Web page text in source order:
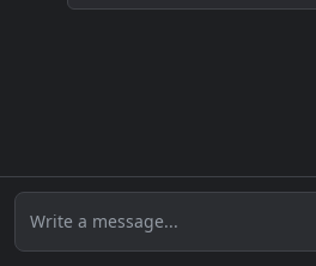
Write a message...